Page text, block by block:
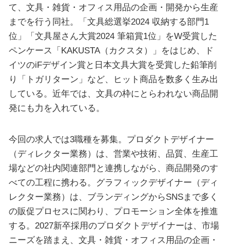
て、文具・雑貨・オフィス用品の企画・開発から生産
までを行う同社。「文具総選挙2024 収納する部門1
位」「文具屋さん大賞2024 筆箱賞1位」をW受賞した
ペンケース「KAKUSTA（カクスタ）」をはじめ、ド
イツのiFデザイン賞と日本文具大賞を受賞した鉛筆削
り「トガリターン」など、ヒット商品を数多く生み出
している。近年では、文具の枠にとらわれない商品開
発にも力を入れている。
今回の求人では3職種を募集。プロダクトデザイナー
（ディレクター業務）は、営業や技術、品質、生産工
場などの社内関連部門と連携しながら、商品開発のす
べての工程に携わる。グラフィックデザイナー（ディ
レクター業務）は、ブランディングからSNSまで多く
の販促プロセスに関わり、プロモーション全体を推進
する。2027新卒採用のプロダクトデザイナーは、市場
ニーズを踏まえ、文具・雑貨・オフィス用品の企画・